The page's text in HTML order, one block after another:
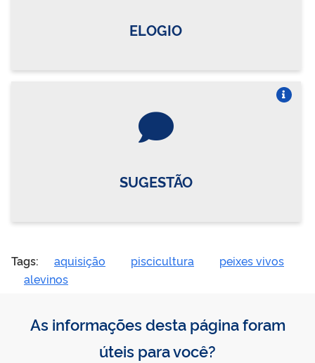
ELOGIO
SUGESTÃO
Tags: aquisição piscicultura
peixes vivos
alevinos
As informações desta página foram
úteis para você?